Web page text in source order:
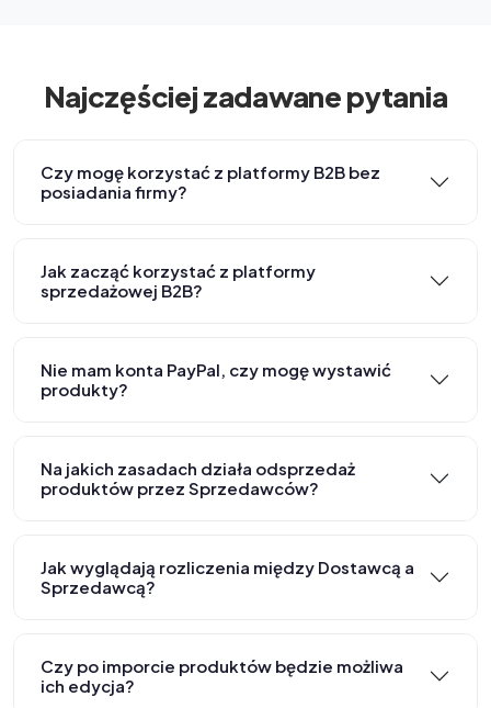
Najczęściej zadawane pytania
Czy mogę korzystać z platformy B2B bez
posiadania firmy?
Jak zacząć korzystać z platformy
sprzedażowej B2B?
Nie mam konta PayPal, czy mogę wystawić
produkty?
Na jakich zasadach działa odsprzedaż
produktów przez Sprzedawców?
Jak wyglądają rozliczenia między Dostawcą a
Sprzedawcą?
Czy po imporcie produktów będzie możliwa
ich edycja?